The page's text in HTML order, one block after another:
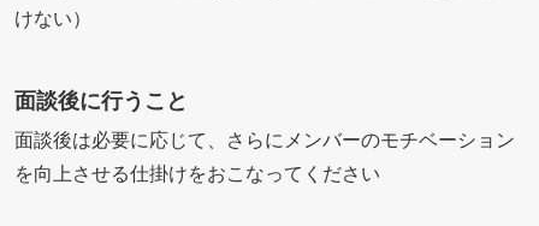
けない）
面談後に行うこと
面談後は必要に応じて、さらにメンバーのモチベーション
を向上させる仕掛けをおこなってください